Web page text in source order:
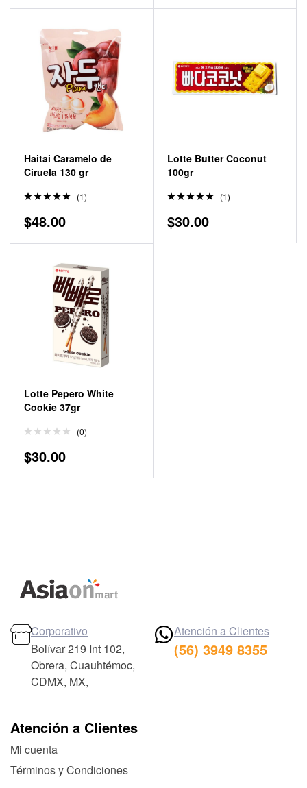
Haitai Caramelo de
Ciruela 130 gr
en5.00
de 5
(1)
$48.00
Lotte Butter Coconut
100gr
en5.00
de 5
(1)
$30.00
Lotte Pepero White
Cookie 37gr
(0)
$30.00
Atención a Clientes
Mi cuenta
Términos y Condiciones
Corporativo
Bolívar 219 Int 102,
Obrera, Cuauhtémoc,
CDMX, MX,
Atención a Clientes
(56) 3949 8355